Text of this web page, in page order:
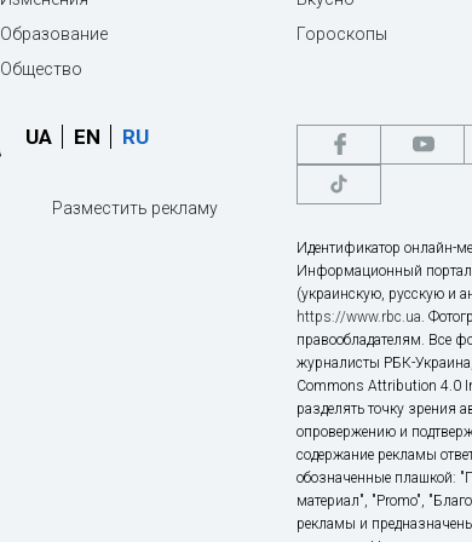
Образование
Общество
Гороскопы
UA EN RU
Разместить рекламу
Идентификатор онлайн-
Информационный портал
(украинскую, русскую и
https://www.rbc.ua.
правообладателям. Все
журналисты РБК-
Commons Attribution 4.0
разделять точку зрения
опровержению и
содержание рекламы
обозначенные плашкой:
материал", "Promo",
рекламы и